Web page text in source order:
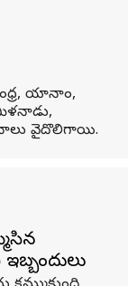
యానాం,
వైదొలిగాయి.